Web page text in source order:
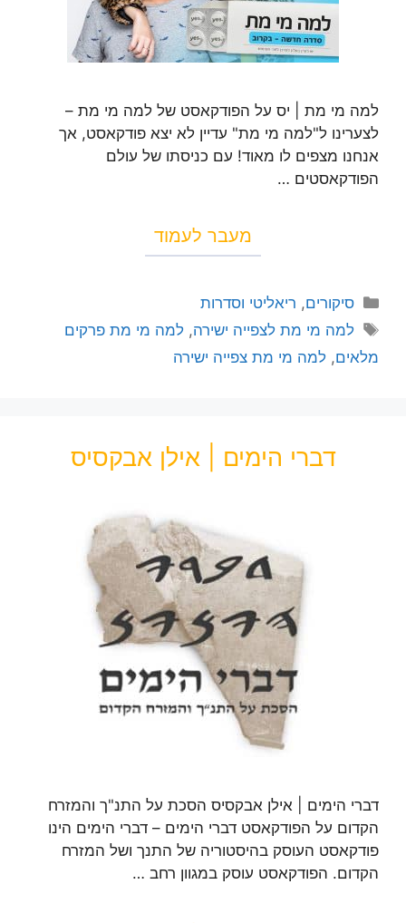
למה מי מת | יס על הפודקאסט של למה מי מת –
לצערינו ל"למה מי מת" עדיין לא יצא פודקאסט, אך
אנחנו מצפים לו מאוד! עם כניסתו של עולם
הפודקאסטים …
מעבר לעמוד
סיקורים, ריאליטי וסדרות
למה מי מת לצפייה ישירה,למה מי מת פרקים
מלאים, למה מי מת צפייה ישירה
דברי הימים | אילן אבקסיס
דברי הימים | אילן אבקסיס הסכת על התנ"ך והמזרח
הקדום על הפודקאסט דברי הימים – דברי הימים הינו
פודקאסט העוסק בהיסטוריה של התנך ושל המזרח
הקדום. הפודקאסט עוסק במגוון רחב …